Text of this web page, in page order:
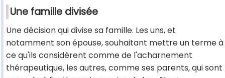
Une famille divisée
Une décision qui divise sa famille. Les uns, et
notamment son épouse, souhaitant mettre un terme à
ce qu'ils considèrent comme de l'acharnement
thérapeutique, les autres, comme ses parents, qui sont